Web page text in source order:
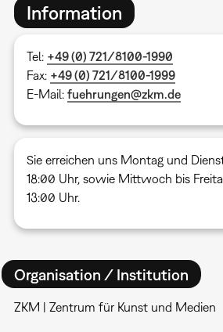
Information
Tel: +49 (0) 721/8100-1990
Fax: +49 (0) 721/8100-1999
E-Mail: fuehrungen@zkm.de
Sie erreichen uns Montag und
18:00 Uhr, sowie Mittwoch bis
13:00 Uhr.
Organisation / Institution
ZKM | Zentrum für Kunst und Medien